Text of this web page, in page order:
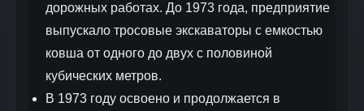
дорожных работах. До 1973 года, предприятие
выпускало тросовые экскаваторы с емкостью
ковша от одного до двух с половиной
кубических метров.
В 1973 году освоено и продолжается в